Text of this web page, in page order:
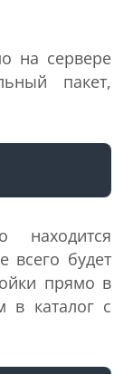
на сервере
пакет,
находится
всего будет
прямо в
в каталог с